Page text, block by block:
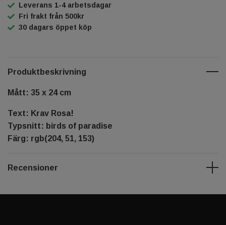
Leverans 1-4 arbetsdagar
Fri frakt från 500kr
30 dagars öppet köp
Produktbeskrivning
Mått: 35 x 24 cm
Text: Krav Rosa!
Typsnitt: birds of paradise
Färg: rgb(204, 51, 153)
Recensioner